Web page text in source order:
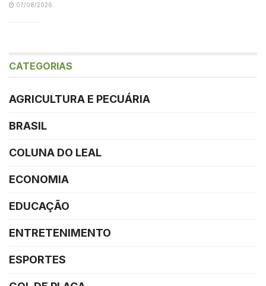
07/08/2026
CATEGORIAS
AGRICULTURA E PECUÁRIA
BRASIL
COLUNA DO LEAL
ECONOMIA
EDUCAÇÃO
ENTRETENIMENTO
ESPORTES